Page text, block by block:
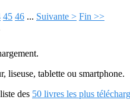
45 46 ... Suivante > Fin >>
liseuse, tablette ou smartphone.
des 50 livres les plus